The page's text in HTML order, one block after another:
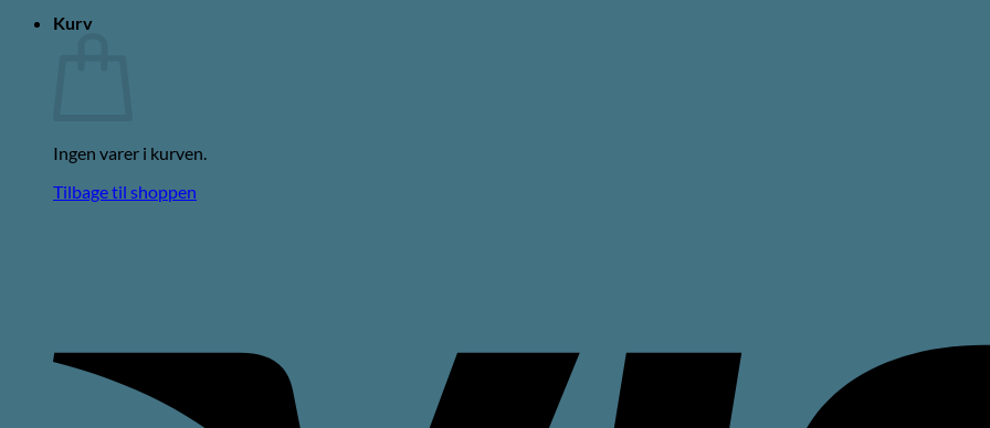
Kurv
Ingen varer i kurven.
Tilbage til shoppen